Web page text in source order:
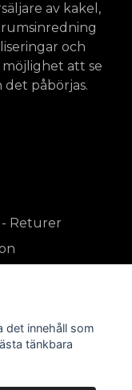
av kakel,
och
möjlighet att se
påbörjas.
- Returer
det innehåll som
tänkbara